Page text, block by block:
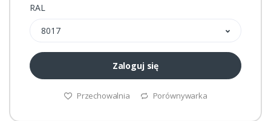
RAL
8017
Zaloguj się
Przechowalnia Porównywarka